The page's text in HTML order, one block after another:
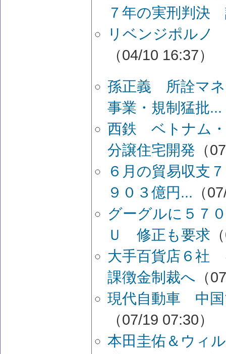
７年の実刑判決
リベンジポルノ
（04/10 16:37）
孫正義 所詮マ
事業・規制猛批...
西鉄 ベトナム・
分譲住宅開発 （
６月の貿易収支
９０３億円... （
グーグルに５７
Ｕ 修正も要求
大手百貨店６社
課徴金制裁へ （
現代自動車 中国
（07/19 07:30）
本田圭佑＆ウィ